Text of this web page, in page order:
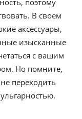
поэтому
В своем
аксессуары,
изысканные
с вашим
Но помните,
переходить